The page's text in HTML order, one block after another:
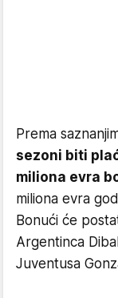
Prema
sezoni biti
miliona evra
miliona evra
Bonući će
Argentinca
Juventusa